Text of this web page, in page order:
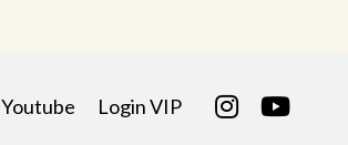
Youtube Login VIP